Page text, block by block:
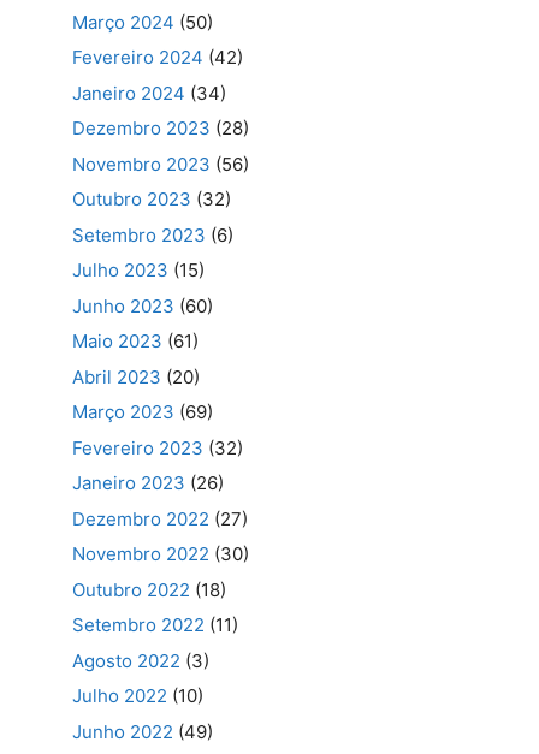
Março 2024 (50)
Fevereiro 2024 (42)
Janeiro 2024 (34)
Dezembro 2023 (28)
Novembro 2023 (56)
Outubro 2023 (32)
Setembro 2023 (6)
Julho 2023 (15)
Junho 2023 (60)
Maio 2023 (61)
Abril 2023 (20)
Março 2023 (69)
Fevereiro 2023 (32)
Janeiro 2023 (26)
Dezembro 2022 (27)
Novembro 2022 (30)
Outubro 2022 (18)
Setembro 2022 (11)
Agosto 2022 (3)
Julho 2022 (10)
Junho 2022 (49)